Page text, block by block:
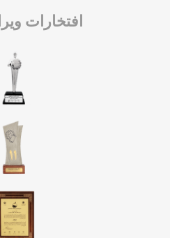
افتخارات